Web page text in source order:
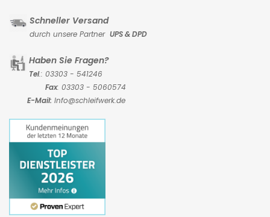
Schneller Versand
durch unsere Partner UPS & DPD
Haben Sie Fragen?
Tel.: 03303 - 541246
Fax: 03303 - 5060574
E-Mail: Info@schleifwerk.de